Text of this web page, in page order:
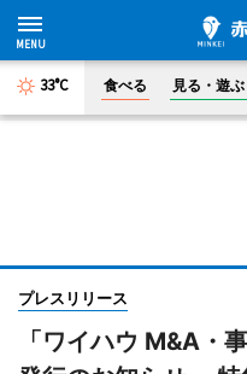
33°C 食べる 見る・遊ぶ
プレスリリース
「ワイハウ M&A・